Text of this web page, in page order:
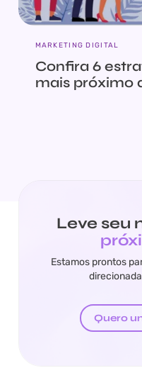
MARKETING DIGITAL
Confira 6
mais próximo
Leve seu
Estamos prontos
Quero